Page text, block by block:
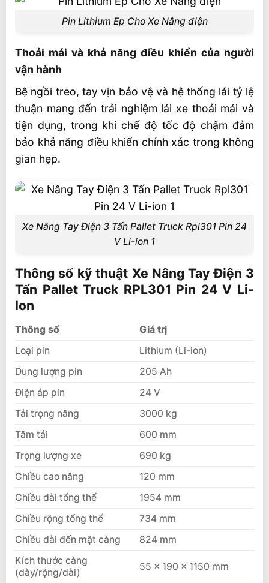
Pin Lithium Ep Cho Xe Nâng điện
Thoải mái và khả năng điều khiển của người
vận hành
Bệ ngồi treo, tay vịn bảo vệ và hệ thống lái tỷ lệ
thuận mang đến trải nghiệm lái xe thoải mái và
tiện dụng, trong khi chế độ tốc độ chậm đảm
bảo khả năng điều khiển chính xác trong không
gian hẹp.
Xe Nâng Tay Điện 3 Tấn Pallet Truck Rpl301 Pin 24
V Li-ion 1
Thông số kỹ thuật Xe Nâng Tay Điện 3
Tấn Pallet Truck RPL301 Pin 24 V Li-
Ion
Thông số
Giá trị
Loại pin
Lithium (Li-ion)
Dung lượng pin
205 Ah
Điện áp pin
24 V
Tải trọng nâng
3000 kg
Tâm tải
600 mm
Trọng lượng xe
690 kg
Chiều cao nâng
120 mm
Chiều dài tổng thể
1954 mm
Chiều rộng tổng thể
734 mm
Chiều dài đến mặt càng
824 mm
Kích thước càng
(dày/rộng/dài)
55 × 190 × 1150 mm